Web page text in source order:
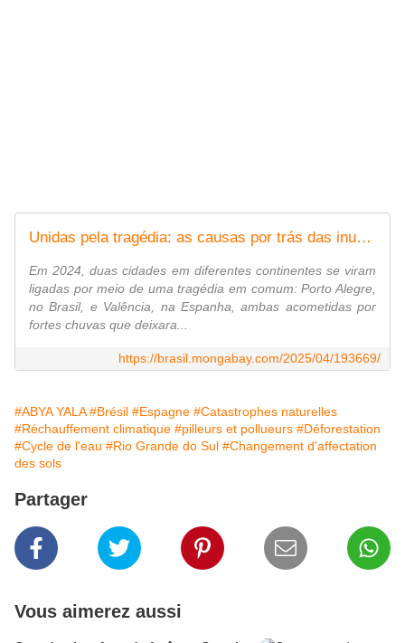
Unidas pela tragédia: as causas por trás das inundações de Porto Alegre e Valência em 2024
Em 2024, duas cidades em diferentes continentes se viram
ligadas por meio de uma tragédia em comum: Porto Alegre,
no Brasil, e Valência, na Espanha, ambas acometidas por
fortes chuvas que deixara...
https://brasil.mongabay.com/2025/04/193669/
#ABYA YALA #Brésil #Espagne #Catastrophes naturelles
#Réchauffement climatique #pilleurs et pollueurs #Déforestation
#Cycle de l'eau #Rio Grande do Sul #Changement d'affectation
des sols
Partager
Vous aimerez aussi